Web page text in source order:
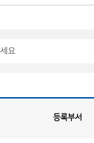
등록부서